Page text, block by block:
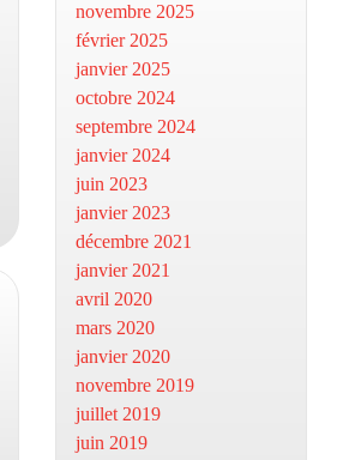
novembre 2025
février 2025
janvier 2025
octobre 2024
septembre 2024
janvier 2024
juin 2023
janvier 2023
décembre 2021
janvier 2021
avril 2020
mars 2020
janvier 2020
novembre 2019
juillet 2019
juin 2019